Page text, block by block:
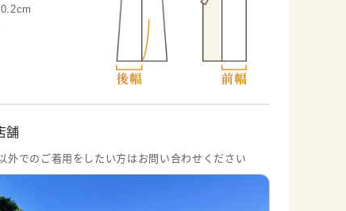
舗
外でのご着用をしたい方はお問い合わせください